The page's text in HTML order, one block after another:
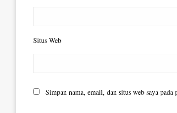
Situs Web
Simpan nama, email, dan situs web saya